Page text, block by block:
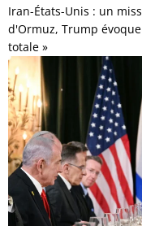
Iran-États-Unis : un
d'Ormuz, Trump
totale »